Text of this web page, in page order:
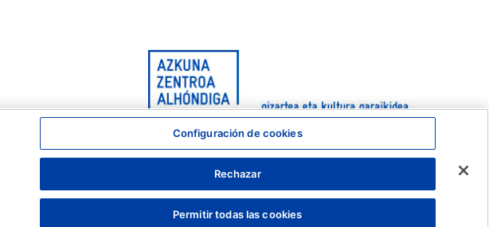
Configuración de cookies
Rechazar
Permitir todas las cookies